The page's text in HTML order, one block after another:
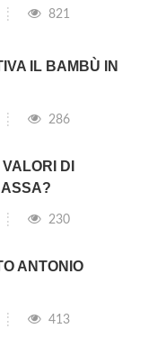
821
IL BAMBÙ IN
286
DI
230
ANTONIO
413